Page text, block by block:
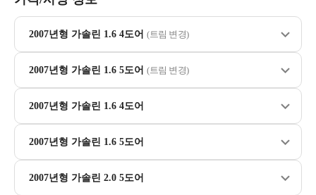
2007년형 가솔린 1.6 4도어 (트림 변경)
2007년형 가솔린 1.6 5도어 (트림 변경)
2007년형 가솔린 1.6 4도어
2007년형 가솔린 1.6 5도어
2007년형 가솔린 2.0 5도어